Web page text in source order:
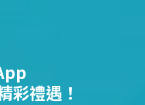
彩禮遇！